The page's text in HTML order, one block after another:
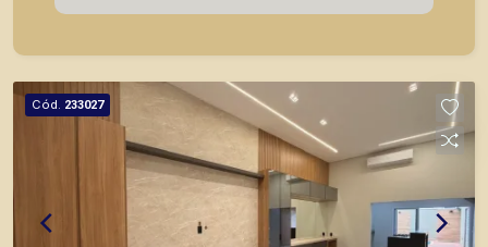
vendas de imóveis prontos, usados ou mesmo
Cód. 233027